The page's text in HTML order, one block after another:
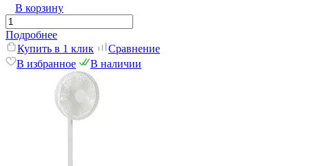
В корзину
Подробнее
Купить в 1 клик
Сравнение
В избранное
В наличии